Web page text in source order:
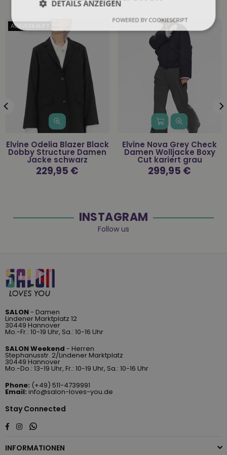
AUSVERKAUFT
Elvine Odelia Blazer Black
Dobby Structure Damen
Jacke schwarz
Normaler
Preis
229,95 €
Elvine Nova Grey Check
Damen Wolljacke Boxy
Cut kariert grau
Normaler
Preis
299,95 €
INSTAGRAM
Follow us
SALON- Damen
Lindener Marktplatz 12
30449 Hannover
Mo.-Fr.: 10-19 Uhr, Sa.: 10-16 Uhr
SALON Weekend - Herren
Stephanusstr. 2/Lindener Marktplatz
30449 Hannover
Mo.-Do.: 13-19 Uhr, Fr.: 10-19 Uhr, Sa.: 10-16 Uhr
Phone: (+49) 511-4739991
Email: info@salon-loves-you.de
Stay Connected
Facebook
InstagramWhatsapp
INFORMATIONEN
DETAILS ANZEIGEN
POWERED BY COOKIESCRIPT